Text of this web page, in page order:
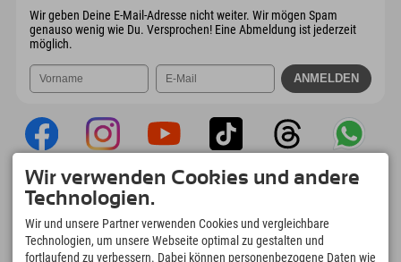
Wir geben Deine E-Mail-Adresse nicht weiter. Wir mögen Spam
genauso wenig wie Du. Versprochen! Eine Abmeldung ist jederzeit
möglich.
Explorer App
Upload Deiner #ExplorerMoments, Mein
Explorer To Go mit Buchungsübersicht,
Bucketlist, Restaurantübersicht uvm. Jetzt
Wir verwenden Cookies und andere
Technologien.
Wir und unsere Partner verwenden Cookies und vergleichbare
Technologien, um unsere Webseite optimal zu gestalten und
fortlaufend zu verbessern. Dabei können personenbezogene Daten wie